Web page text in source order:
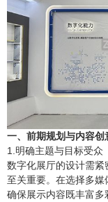
一、前期规划与内容创
1.明确主题与目标受众
数字化展厅的设计需
至关重要。在选择多
确保展示内容既丰富多